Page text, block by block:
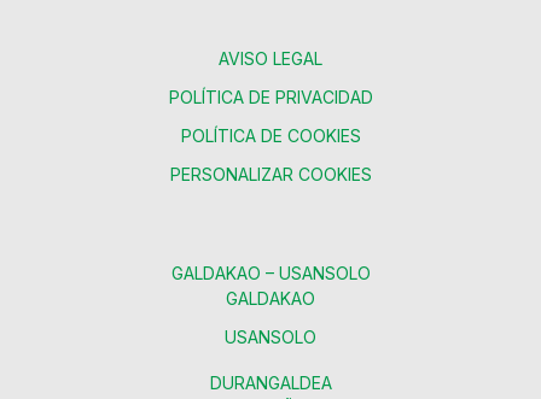
AVISO LEGAL
POLÍTICA DE PRIVACIDAD
POLÍTICA DE COOKIES
PERSONALIZAR COOKIES
GALDAKAO – USANSOLO
GALDAKAO
USANSOLO
DURANGALDEA